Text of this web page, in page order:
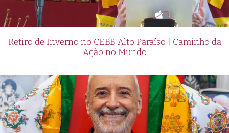
Retiro de Inverno no CEBB Alto Paraíso | Caminho da
Ação no Mundo